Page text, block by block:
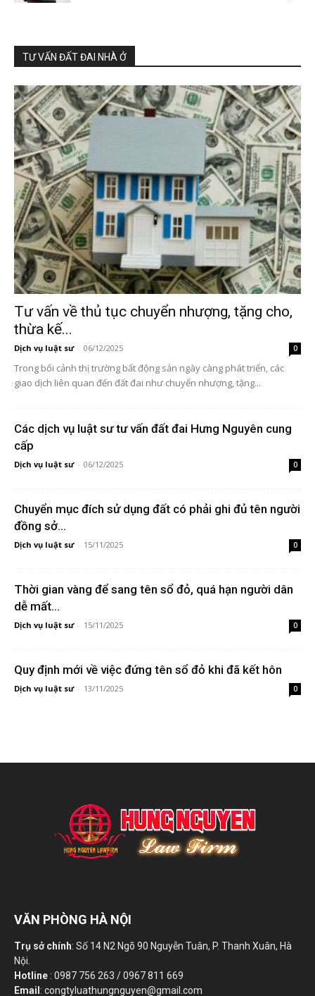
TƯ VẤN ĐẤT ĐAI NHÀ Ở
Tư vấn về thủ tục chuyển nhượng, tặng cho,
thừa kế...
Dịch vụ luật sư - 06/12/2025 0
Trong bối cảnh thị trường bất động sản ngày càng phát triển, các
giao dịch liên quan đến đất đai như chuyển nhượng, tặng...
Các dịch vụ luật sư tư vấn đất đai Hưng Nguyên cung
cấp
Dịch vụ luật sư - 06/12/2025 0
Chuyển mục đích sử dụng đất có phải ghi đủ tên người
đồng sở...
Dịch vụ luật sư - 15/11/2025 0
Thời gian vàng để sang tên sổ đỏ, quá hạn người dân
dễ mất...
Dịch vụ luật sư - 15/11/2025 0
Quy định mới về việc đứng tên sổ đỏ khi đã kết hôn
Dịch vụ luật sư - 13/11/2025 0
VĂN PHÒNG HÀ NỘI
Trụ sở chính: Số 14 N2 Ngõ 90 Nguyễn Tuân, P. Thanh Xuân, Hà
Nội.
Hotline : 0987 756 263 / 0967 811 669
Email : congtyluathungnguyen@gmail.com